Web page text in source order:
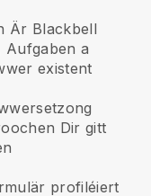
Är Blackbell
Aufgaben a
existent
Dir gitt
profiléiert